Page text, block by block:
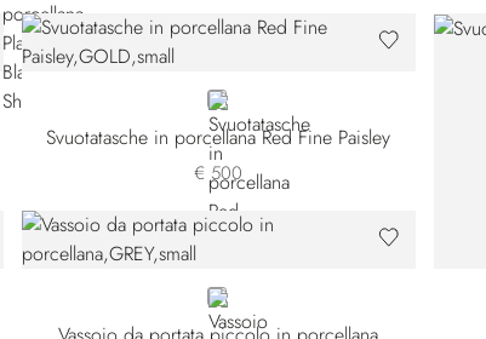
GOLD
Svuotatasche in porcellana Red Fine Paisley
€ 500
GREY